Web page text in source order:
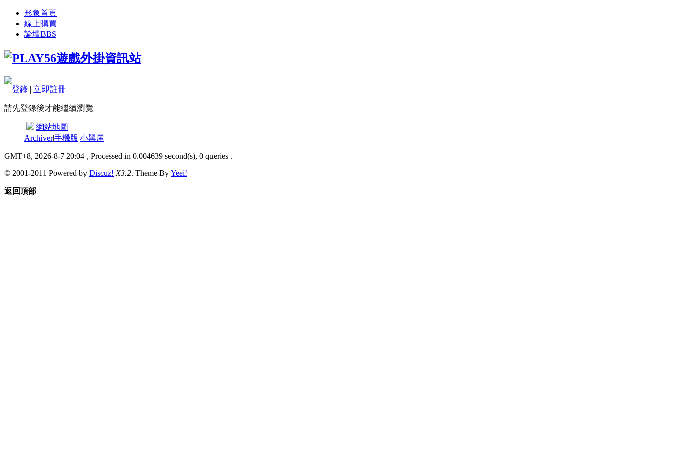
形象首頁
線上購買
論壇BBS
登錄 | 立即註冊
請先登錄後才能繼續瀏覽
|網站地圖
Archiver|手機版|小黑屋|
GMT+8, 2026-8-7 20:04 , Processed in 0.004639 second(s), 0 queries .
© 2001-2011 Powered by Discuz! X3.2. Theme ByYeei!
返回頂部